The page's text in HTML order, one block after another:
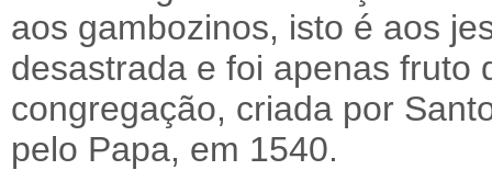
aos gambozinos, isto é aos
desastrada e foi apenas fruto
congregação, criada por
pelo Papa, em 1540.